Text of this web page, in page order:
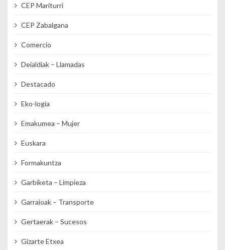
CEP Mariturri
CEP Zabalgana
Comercio
Deialdiak – Llamadas
Destacado
Eko-logia
Emakumea – Mujer
Euskara
Formakuntza
Garbiketa – Limpieza
Garraioak – Transporte
Gertaerak – Sucesos
Gizarte Etxea